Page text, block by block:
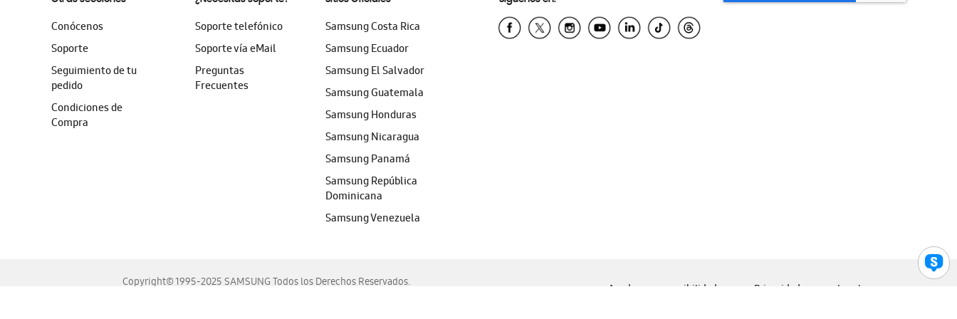
Conócenos
Soporte
Seguimiento de tu
pedido
Condiciones de
Compra
Soporte telefónico
Soporte vía eMail
Preguntas
Frecuentes
Samsung Costa Rica
Samsung Ecuador
Samsung El Salvador
Samsung Guatemala
Samsung Honduras
Samsung Nicaragua
Samsung Panamá
Samsung República
Dominicana
Samsung Venezuela
Copyright© 1995-2025 SAMSUNG Todos los Derechos Reservados.
Ayuda para accesibilidad Privacidad Legal